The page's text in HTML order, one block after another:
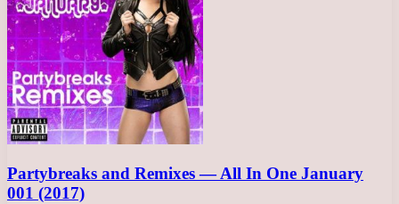
Partybreaks and Remixes — All In One January
001 (2017)